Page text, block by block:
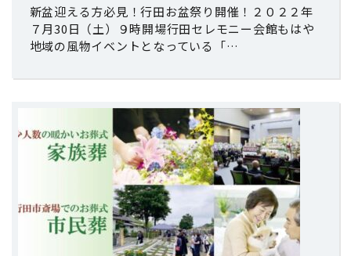
新盆迎える方必見！行田お盆祭り開催！２０２２年
７月30日（土）９時開場行田セレモニー会館もはや
地域の風物イベントとなっている「…